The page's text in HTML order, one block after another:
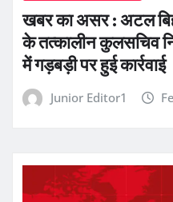
खबर का असर : अटल
के तत्कालीन कुलसचिव
में गड़बड़ी पर हुई कार्रवाई
Junior Editor1